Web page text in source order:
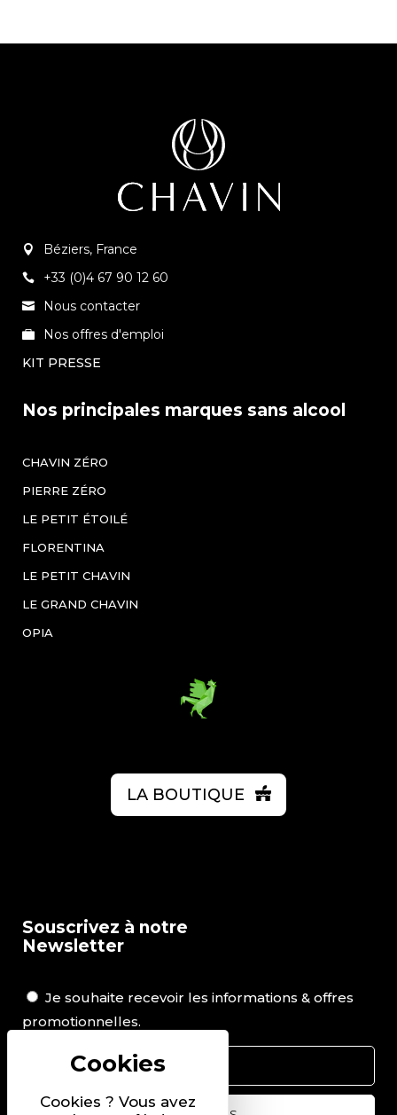
Cookies ? Vous avez
Béziers, France
+33 (0)4 67 90 12 60
Nous contacter
Nos offres d'emploi
KIT PRESSE
Nos principales marques sans alcool
CHAVIN ZÉRO
PIERRE ZÉRO
LE PETIT ÉTOILÉ
FLORENTINA
LE PETIT CHAVIN
LE GRAND CHAVIN
OPIA
LA BOUTIQUE
Souscrivez à notre
Newsletter
Je souhaite recevoir les informations & offres
promotionnelles.